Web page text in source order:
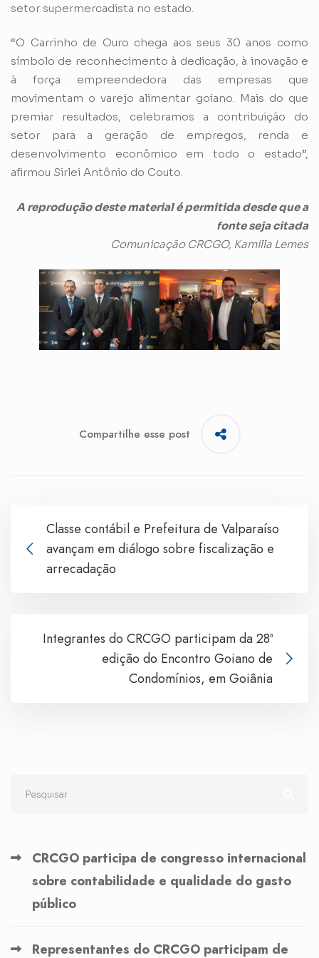
setor supermercadista no estado.
“O Carrinho de Ouro chega aos seus 30 anos como
símbolo de reconhecimento à dedicação, à inovação e
à força empreendedora das empresas que
movimentam o varejo alimentar goiano. Mais do que
premiar resultados, celebramos a contribuição do
setor para a geração de empregos, renda e
desenvolvimento econômico em todo o estado”,
afirmou Sirlei Antônio do Couto.
A reprodução deste material é permitida desde que a
fonte seja citada
Comunicação CRCGO, Kamilla Lemes
Compartilhe esse post
Classe contábil e Prefeitura de Valparaíso
avançam em diálogo sobre fiscalização e
arrecadação
Integrantes do CRCGO participam da 28ª
edição do Encontro Goiano de
Condomínios, em Goiânia
CRCGO participa de congresso internacional
sobre contabilidade e qualidade do gasto
público
Representantes do CRCGO participam de